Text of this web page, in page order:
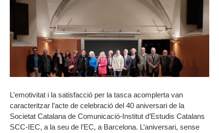
L’emotivitat i la satisfacció per la tasca acomplerta van
caracteritzar l’acte de celebració del 40 aniversari de la
Societat Catalana de Comunicació-Institut d’Estudis Catalans
SCC-IEC, a la seu de l’EC, a Barcelona. L’aniversari, sense